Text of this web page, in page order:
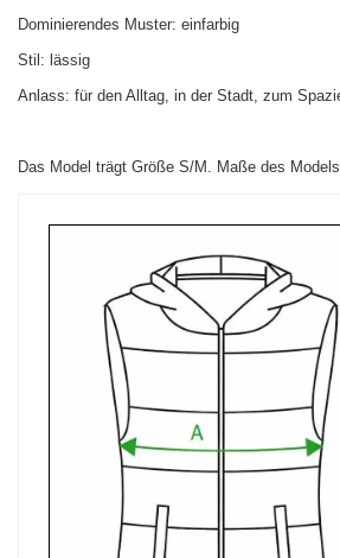
Dominierendes Muster: einfarbig
Stil: lässig
Anlass: für den Alltag, in der Stadt, zum
Das Model trägt Größe S/M. Maße des